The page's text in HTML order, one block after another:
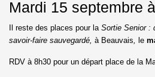
Mardi 15 septembre
Il reste des places pour la Sortie Senior :
savoir-faire sauvegardé, à Beauvais, le
RDV à 8h30 pour un départ place de la